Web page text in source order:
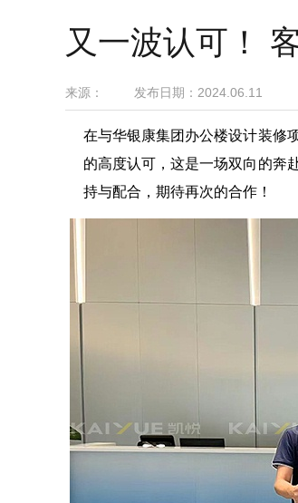
又一波认可！
来源： 发布日期： 2024.06.11
在与华银康集团办公楼设计装修
的高度认可，这是一场双向的奔
持与配合，期待再次的合作！